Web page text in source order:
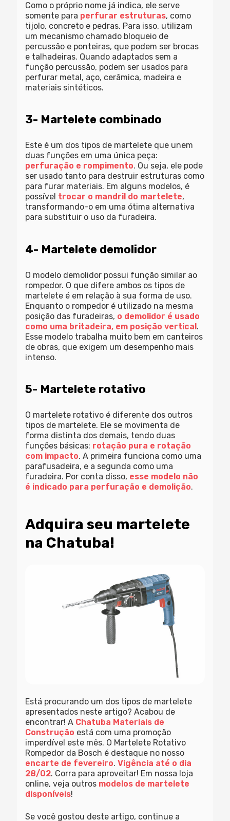
Como o próprio nome já indica, ele serve
somente para perfurar estruturas, como
tijolo, concreto e pedras. Para isso, utilizam
um mecanismo chamado bloqueio de
percussão e ponteiras, que podem ser brocas
e talhadeiras. Quando adaptados sem a
função percussão, podem ser usados para
perfurar metal, aço, cerâmica, madeira e
materiais sintéticos.
3- Martelete combinado
Este é um dos tipos de martelete que unem
duas funções em uma única peça:
perfuração e rompimento. Ou seja, ele pode
ser usado tanto para destruir estruturas como
para furar materiais. Em alguns modelos, é
possível trocar o mandril do martelete,
transformando-o em uma ótima alternativa
para substituir o uso da furadeira.
4- Martelete demolidor
O modelo demolidor possui função similar ao
rompedor. O que difere ambos os tipos de
martelete é em relação à sua forma de uso.
Enquanto o rompedor é utilizado na mesma
posição das furadeiras, o demolidor é usado
como uma britadeira, em posição vertical.
Esse modelo trabalha muito bem em canteiros
de obras, que exigem um desempenho mais
intenso.
5- Martelete rotativo
O martelete rotativo é diferente dos outros
tipos de martelete. Ele se movimenta de
forma distinta dos demais, tendo duas
funções básicas: rotação pura e rotação
com impacto. A primeira funciona como uma
parafusadeira, e a segunda como uma
furadeira. Por conta disso, esse modelo não
é indicado para perfuração e demolição.
Adquira seu martelete
na Chatuba!
Está procurando um dos tipos de martelete
apresentados neste artigo? Acabou de
encontrar! A Chatuba Materiais de
Construção está com uma promoção
imperdível este mês. O Martelete Rotativo
Rompedor da Bosch é destaque no nosso
encarte de fevereiro.Vigência até o dia
28/02. Corra para aproveitar! Em nossa loja
online, veja outros modelos de martelete
disponíveis!
Se você gostou deste artigo, continue a